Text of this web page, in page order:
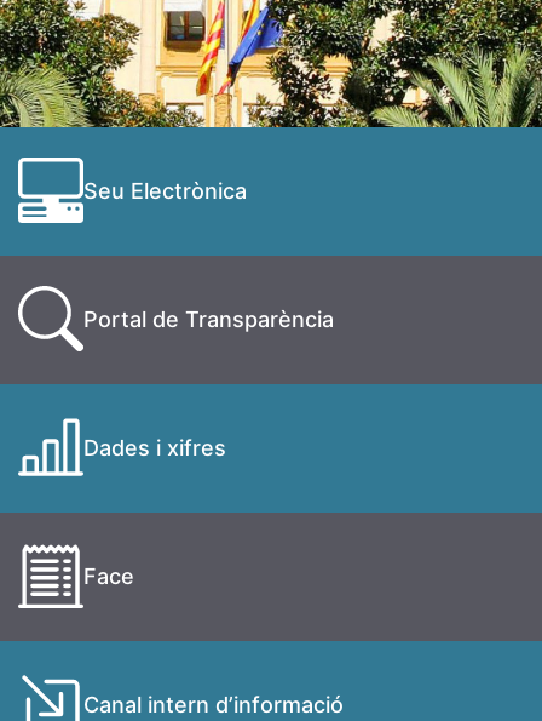
Seu Electrònica
Portal de Transparència
Dades i xifres
Face
Canal intern d’informació